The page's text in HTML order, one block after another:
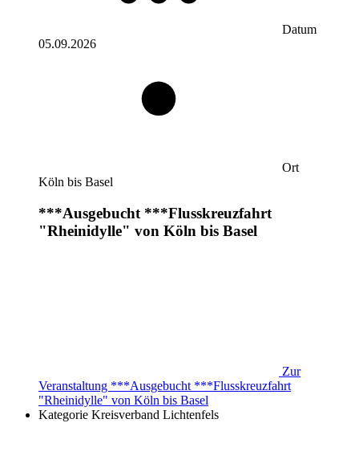
Datum
05.09.2026
Ort
Köln bis Basel
***Ausgebucht ***Flusskreuzfahrt
"Rheinidylle" von Köln bis Basel
Zur
Veranstaltung ***Ausgebucht ***Flusskreuzfahrt
"Rheinidylle" von Köln bis Basel
Kategorie Kreisverband Lichtenfels